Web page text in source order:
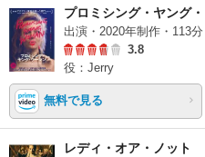
プロミシング・ヤング
出演・2020年制作・113分
3.8
役：Jerry
無料で見る
レディ・オア・ノット